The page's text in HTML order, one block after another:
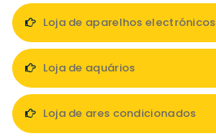
Loja de aparelhos electrónicos
Loja de aquários
Loja de ares condicionados